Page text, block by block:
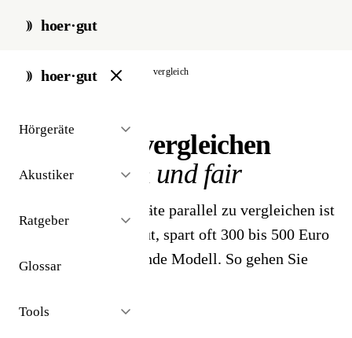
hoer·gut
hoer·gut
Hörgeräte
Akustiker
Ratgeber
Glossar
Tools
start / hörgeräte kaufen vergleich
Hörgeräte vergleichen
systematisch und fair
Drei bis fünf Hörgeräte parallel zu vergleichen ist
Standard - wer das tut, spart oft 300 bis 500 Euro
und findet das passende Modell. So gehen Sie